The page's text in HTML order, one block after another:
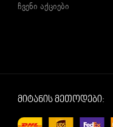
ჩვენი აქციები
მიტანის მეთოდები: